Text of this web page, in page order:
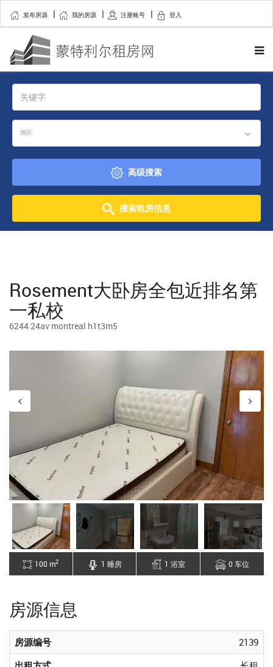
发布房源 我的房源 注册账号 登入
地区
高级搜索
搜索租房信息
Rosement大卧房全包近排名第
一私校
6244 24av montreal h1t3m5
100 m2 1 睡房 1 浴室 0 车位
房源信息
房源编号
2139